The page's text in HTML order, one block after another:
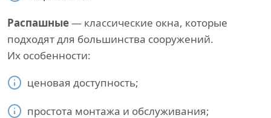
Распашные— классические окна, которые
подходят для большинства сооружений.
Их особенности:
ценовая доступность;
простота монтажа и обслуживания;